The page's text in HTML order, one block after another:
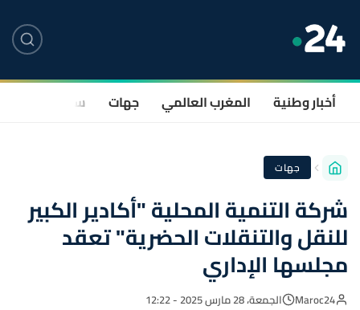
أخبار وطنية المغرب العالمي جهات سياسة
جهات
شركة التنمية المحلية "أكادير الكبير
للنقل والتنقلات الحضرية" تعقد
مجلسها الإداري
Maroc24 الجمعة، 28 مارس 2025 - 12:22